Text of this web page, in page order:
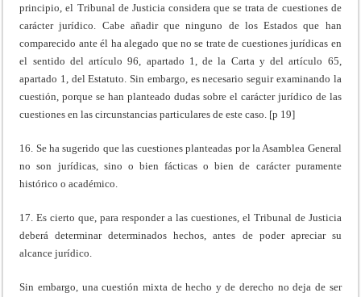
principio, el Tribunal de Justicia considera que se trata de cuestiones de
carácter jurídico. Cabe añadir que ninguno de los Estados que han
comparecido ante él ha alegado que no se trate de cuestiones jurídicas en
el sentido del artículo 96, apartado 1, de la Carta y del artículo 65,
apartado 1, del Estatuto. Sin embargo, es necesario seguir examinando la
cuestión, porque se han planteado dudas sobre el carácter jurídico de las
cuestiones en las circunstancias particulares de este caso. [p 19]
16. Se ha sugerido que las cuestiones planteadas por la Asamblea General
no son jurídicas, sino o bien fácticas o bien de carácter puramente
histórico o académico.
17. Es cierto que, para responder a las cuestiones, el Tribunal de Justicia
deberá determinar determinados hechos, antes de poder apreciar su
alcance jurídico.
Sin embargo, una cuestión mixta de hecho y de derecho no deja de ser